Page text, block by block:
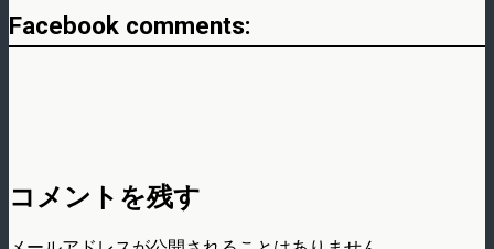
Facebook comments:
コメントを残す